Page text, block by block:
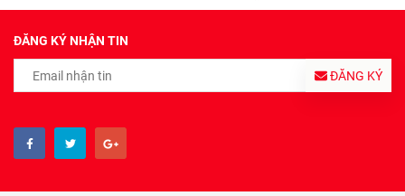
ĐĂNG KÝ NHẬN TIN
ĐĂNG KÝ